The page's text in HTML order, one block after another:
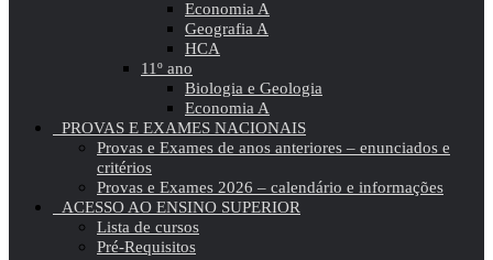
Economia A
Geografia A
HCA
11º ano
Biologia e Geologia
Economia A
PROVAS E EXAMES NACIONAIS
Provas e Exames de anos anteriores – enunciados e
critérios
Provas e Exames 2026 – calendário e informações
ACESSO AO ENSINO SUPERIOR
Lista de cursos
Pré-Requisitos